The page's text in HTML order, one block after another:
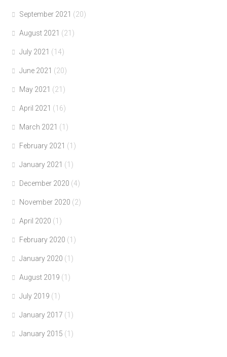
September 2021 (20)
August 2021 (21)
July 2021 (14)
June 2021 (20)
May 2021 (21)
April 2021 (16)
March 2021 (1)
February 2021 (1)
January 2021 (1)
December 2020 (4)
November 2020 (2)
April 2020 (1)
February 2020 (1)
January 2020 (1)
August 2019 (1)
July 2019 (1)
January 2017 (1)
January 2015 (1)